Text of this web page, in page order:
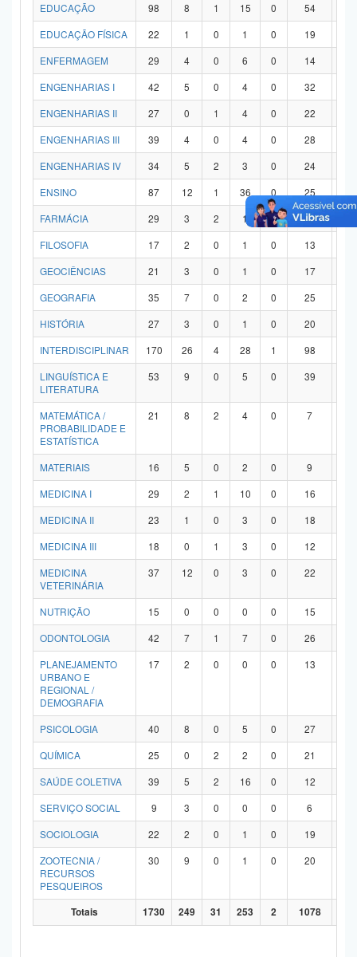
EDUCAÇÃO
98 8 1 15 0 54
EDUCAÇÃO FÍSICA
22 1 0 1 0 19
ENFERMAGEM
29 4 0 6 0 14
ENGENHARIAS I
42 5 0 4 0 32
ENGENHARIAS II
27 0 1 4 0 22
ENGENHARIAS III
39 4 0 4 0 28
ENGENHARIAS IV
34 5 2 3 0 24
ENSINO
87 12 1 36 0 25
FARMÁCIA
29 3 2 1 0 21
FILOSOFIA
17 2 0 1 0 13
GEOCIÊNCIAS
21 3 0 1 0 17
GEOGRAFIA
35 7 0 2 0 25
HISTÓRIA
27 3 0 1 0 20
INTERDISCIPLINAR
170 26 4 28 1 98
LINGUÍSTICA E
LITERATURA
53 9 0 5 0 39
MATEMÁTICA /
PROBABILIDADE E
ESTATÍSTICA
21 8 2 4 0 7
MATERIAIS 16 5 0 2 0 9
MEDICINA I
29 2 1 10 0 16
MEDICINA II
23 1 0 3 0 18
MEDICINA III
18 0 1 3 0 12
MEDICINA
VETERINÁRIA
37 12 0 3 0 22
NUTRIÇÃO 15 0 0 0 0 15
ODONTOLOGIA
42 7 1 7 0 26
PLANEJAMENTO
URBANO E
REGIONAL /
DEMOGRAFIA
17 2 0 0 0 13
PSICOLOGIA 40 8 0 5 0 27
QUÍMICA
25 0 2 2 0 21
SAÚDE COLETIVA
39 5 2 16 0 12
SERVIÇO SOCIAL
9 3 0 0 0 6
SOCIOLOGIA
22 2 0 1 0 19
ZOOTECNIA /
RECURSOS
PESQUEIROS
30 9 0 1 0 20
Totais 1730 249 31 253 2 1078